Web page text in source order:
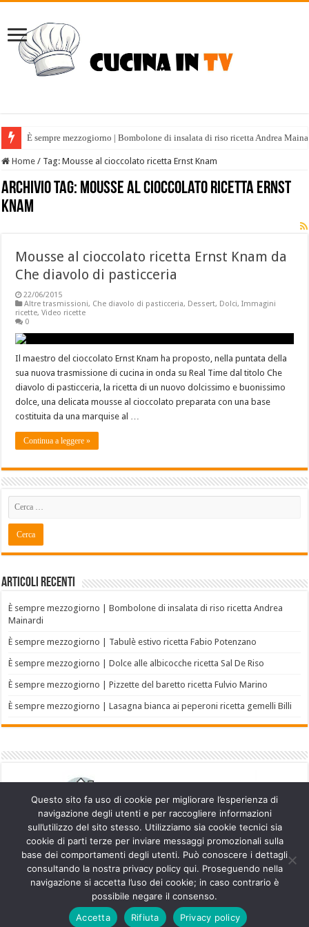
È sempre mezzogiorno | Bombolone di insalata di riso ricetta Andrea
Home / Tag:Mousse al cioccolato ricetta Ernst Knam
Archivio tag: Mousse al cioccolato ricetta Ernst
Knam
Mousse al cioccolato ricetta Ernst Knam da
Che diavolo di pasticceria
22/06/2015
Altre trasmissioni, Che diavolo di pasticceria, Dessert, Dolci,Immagini
ricette,Video ricette
0
Il maestro del cioccolato Ernst Knam ha proposto, nella puntata della
sua nuova trasmissione di cucina in onda su Real Time dal titolo Che
diavolo di pasticceria, la ricetta di un nuovo dolcissimo e buonissimo
dolce, una delicata mousse al cioccolato preparata con una base
costituita da una marquise al …
Continua a leggere »
Articoli recenti
È sempre mezzogiorno | Bombolone di insalata di riso ricetta Andrea
Mainardi
È sempre mezzogiorno | Tabulè estivo ricetta Fabio Potenzano
È sempre mezzogiorno | Dolce alle albicocche ricetta Sal De Riso
È sempre mezzogiorno | Pizzette del baretto ricetta Fulvio Marino
È sempre mezzogiorno | Lasagna bianca ai peperoni ricetta gemelli Billi
Powered byWordPress| Designed byTieLabs
© Copyright 2026, All Rights Reserved.
Questo sito fa uso di cookie per migliorare l’esperienza di
navigazione degli utenti e per raccogliere informazioni
sull’utilizzo del sito stesso. Utilizziamo sia cookie tecnici sia
cookie di parti terze per inviare messaggi promozionali sulla
base dei comportamenti degli utenti. Può conoscere i dettagli
consultando la nostra privacy policy qui. Proseguendo nella
navigazione si accetta l’uso dei cookie; in caso contrario è
possibile negare il consenso.
Accetta
Rifiuta Privacy policy